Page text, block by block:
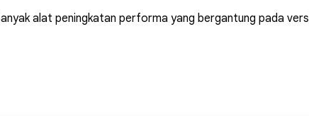
alat peningkatan performa yang bergantung pada